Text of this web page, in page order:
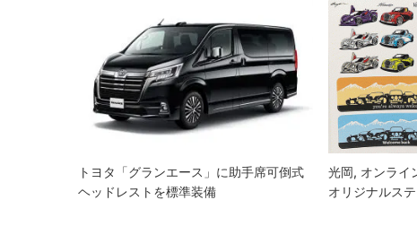
シ
ョ
トヨタ「グランエース」に助手席可倒式
ヘッドレストを標準装備
光岡, オンライ
オリジナルス